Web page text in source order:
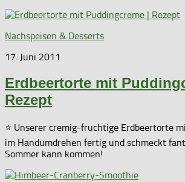
Nachspeisen & Desserts
17. Juni 2011
Erdbeertorte mit
Rezept
⭐ Unserer cremig-fruchtige Erdbeertorte
im Handumdrehen fertig und schmeckt
Sommer kann kommen!